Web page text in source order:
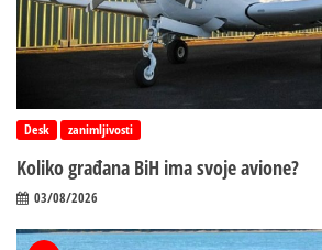
Desk zanimljivosti
Koliko građana BiH ima svoje avione?
03/08/2026